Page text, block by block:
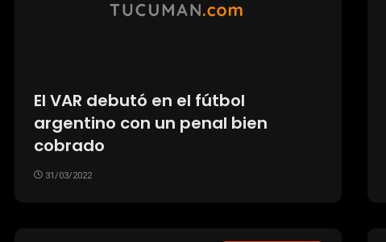
El VAR debutó en el fútbol
argentino con un penal bien
cobrado
31/03/2022